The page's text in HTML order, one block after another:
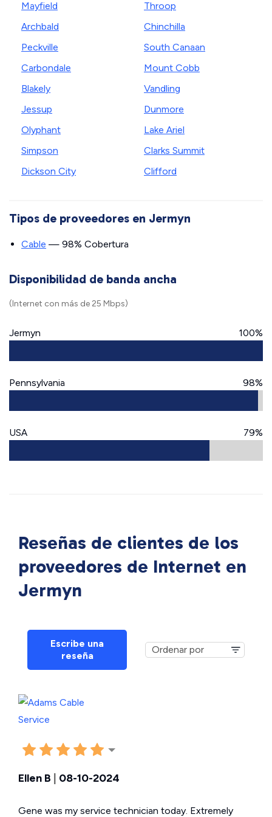
Mayfield
Archbald
Peckville
Carbondale
Blakely
Jessup
Olyphant
Simpson
Dickson City
Throop
Chinchilla
South Canaan
Mount Cobb
Vandling
Dunmore
Lake Ariel
Clarks Summit
Clifford
Tipos de proveedores en Jermyn
Cable — 98% Cobertura
Disponibilidad de banda ancha
(Internet con más de 25 Mbps)
Jermyn 100%
Pennsylvania 98%
USA 79%
Reseñas de clientes de los
proveedores de Internet en
Jermyn
Escribe una
reseña
Ellen B 08-10-2024
Gene was my service technician today. Extremely